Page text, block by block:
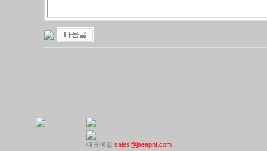
대표메일 sales@jaeapnf.com